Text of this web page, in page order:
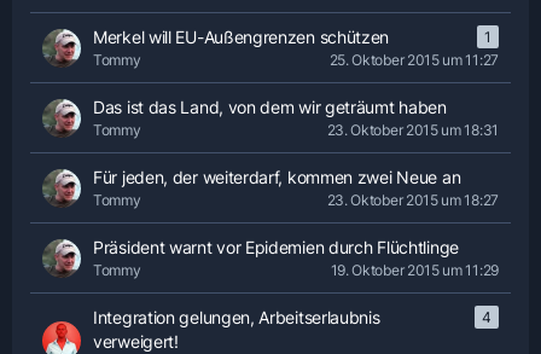
Merkel will EU-Außengrenzen schützen
1
Tommy
25. Oktober 2015 um 11:27
Das ist das Land, von dem wir geträumt haben
Tommy 23. Oktober 2015 um 18:31
Für jeden, der weiterdarf, kommen zwei Neue an
Tommy 23. Oktober 2015 um 18:27
Präsident warnt vor Epidemien durch Flüchtlinge
Tommy 19. Oktober 2015 um 11:29
Integration gelungen, Arbeitserlaubnis
verweigert!
4